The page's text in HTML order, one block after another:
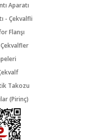
Aparatı
- Çekvalfli
Flanşı
Takozu
(Pirinç)